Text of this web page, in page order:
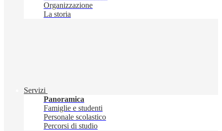
Organizzazione
La storia
Servizi
Panoramica
Famiglie e studenti
Personale scolastico
Percorsi di studio